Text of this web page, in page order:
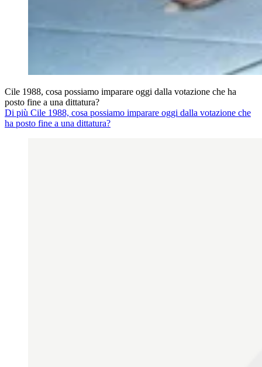
Cile 1988, cosa possiamo imparare oggi dalla votazione che ha
posto fine a una dittatura?
Di più Cile 1988, cosa possiamo imparare oggi dalla votazione che
ha posto fine a una dittatura?